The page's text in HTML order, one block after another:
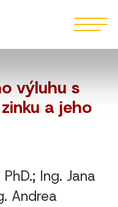
výluhu s
a jeho
Ing. Jana
Andrea